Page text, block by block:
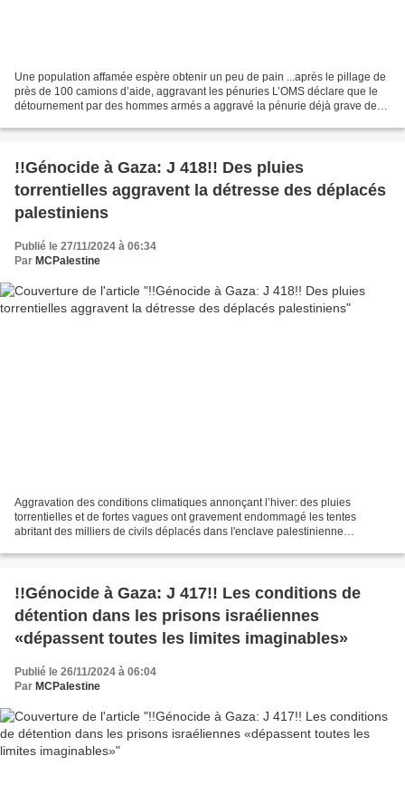
Une population affamée espère obtenir un peu de pain ...après le pillage de
près de 100 camions d’aide, aggravant les pénuries L’OMS déclare que le
détournement par des hommes armés a aggravé la pénurie déjà grave de
!!Génocide à Gaza: J 418!! Des pluies
torrentielles aggravent la détresse des déplacés
palestiniens
Publié le 27/11/2024 à 06:34
Par MCPalestine
Aggravation des conditions climatiques annonçant l’hiver: des pluies
torrentielles et de fortes vagues ont gravement endommagé les tentes
abritant des milliers de civils déplacés dans l'enclave palestinienne
!!Génocide à Gaza: J 417!! Les conditions de
détention dans les prisons israéliennes
«dépassent toutes les limites imaginables»
Publié le 26/11/2024 à 06:04
Par MCPalestine